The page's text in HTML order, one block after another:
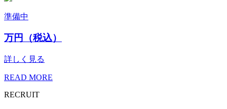
準備中
万円（税込）
詳しく見る
READ MORE
RECRUIT